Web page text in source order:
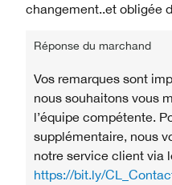
changement..et obligée
Réponse du marchand
Vos remarques sont
nous souhaitons vous
l’équipe compétente.
supplémentaire, nous
notre service client via
https://bit.ly/